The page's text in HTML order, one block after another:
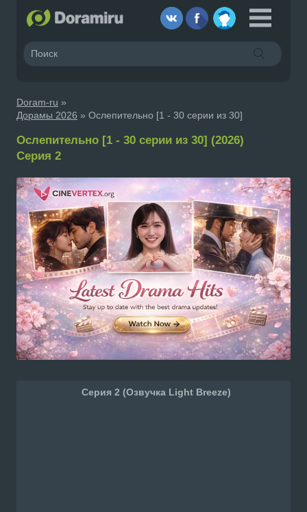
Doram-ru »
Дорамы 2026 » Ослепительно [1 - 30 серии из 30]
Ослепительно [1 - 30 серии из 30] (2026)
Серия 2
Серия 2 (Озвучка Light Breeze)